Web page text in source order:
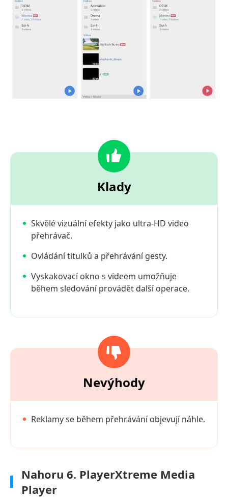
Klady
Skvělé vizuální efekty jako ultra-HD video
přehrávač.
Ovládání titulků a přehrávání gesty.
Vyskakovací okno s videem umožňuje
během sledování provádět další operace.
Nevýhody
Reklamy se během přehrávání objevují náhle.
Nahoru 6. PlayerXtreme Media
Player